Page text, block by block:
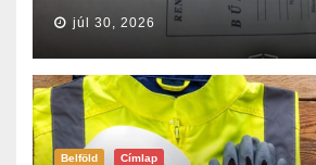
júl 30, 2026
Belföld Címlap